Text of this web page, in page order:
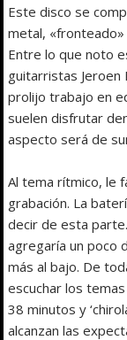
Este disco se
metal,
Entre lo que noto
guitarristas Jeroen
prolijo trabajo en
suelen disfrutar
aspecto será de
Al tema rítmico, le
grabación. La
decir de esta
agregaría un poco
más al bajo. De
escuchar los
38 minutos y
alcanzan las